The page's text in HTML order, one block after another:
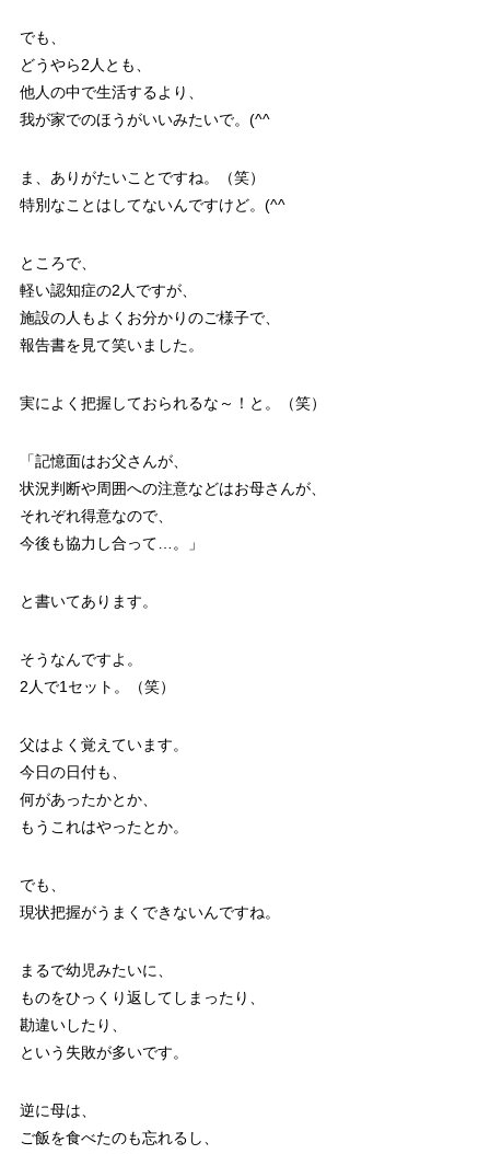
でも、
どうやら2人とも、
他人の中で生活するより、
我が家でのほうがいいみたいで。(^^ゞ
ま、ありがたいことですね。（笑）
特別なことはしてないんですけど。(^^ゞ
ところで、
軽い認知症の2人ですが、
施設の人もよくお分かりのご様子で、
報告書を見て笑いました。
実によく把握しておられるな～！と。（笑）
「記憶面はお父さんが、
状況判断や周囲への注意などはお母さんが、
それぞれ得意なので、
今後も協力し合って…。」
と書いてあります。
そうなんですよ。
2人で1セット。（笑）
父はよく覚えています。
今日の日付も、
何があったかとか、
もうこれはやったとか。
でも、
現状把握がうまくできないんですね。
まるで幼児みたいに、
ものをひっくり返してしまったり、
勘違いしたり、
という失敗が多いです。
逆に母は、
ご飯を食べたのも忘れるし、